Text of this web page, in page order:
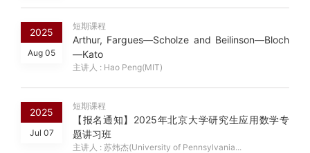
2025
Aug 05
短期课程
Arthur, Fargues—Scholze and Beilinson—Bloch
—Kato
主讲人 : Hao Peng(MIT)
2025
Jul 07
短期课程
【报名通知】2025年北京大学研究生应用数学专
题讲习班
主讲人 : 苏炜杰(University of Pennsylvania...